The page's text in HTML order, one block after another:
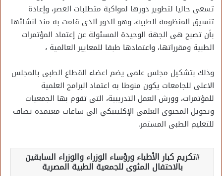
تسعى حاليا لتطوير دورها لمواكبة متطلبات العصر، وإعادة
تنسيق المنظومة الطبية، وهو الدور الذى قامت به منذ انشائها
بأن تصبح هى الجهة الوحيدة المسئولة عن إعتماد المؤتمرات
الطبية ومقرراتها، واعتمادها طبقا للمعايير العالمية ،
وذلك بتشكيل مجلس علمى يضم اعضاء القطاع الطبى بالمجلس
الاعلى للجامعات يكون منوطا به اعتماد البرامج العلمية
للمؤتمرات، وورش العمل التدريبية، التى تقوم بها الجمعيات
وتحويل المحتوى العلمى الإكلينيكي الى ساعات معتمدة تضاف
للتعليم الطبى المستمر.
تكريم كبار الأطباء ورؤساء الوزراء والوزراء السابقين
بالاحتفال المئوى للجمعية الطبية المصرية